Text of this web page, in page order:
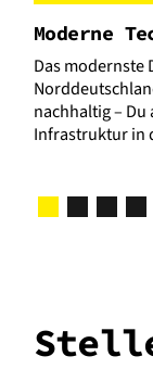
Moderne
Das modernste
nachhaltig –
Infrastruktur in